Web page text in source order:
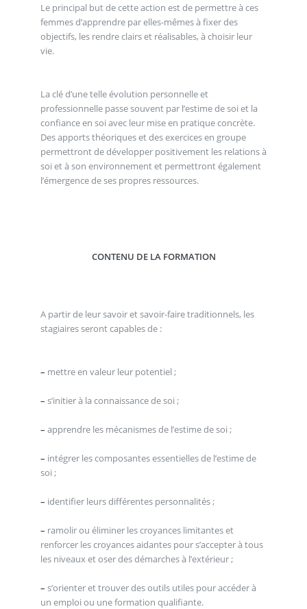
Le principal but de cette action est de permettre à ces
femmes d’apprendre par elles-mêmes à fixer des
objectifs, les rendre clairs et réalisables, à choisir leur
vie.
La clé d’une telle évolution personnelle et
professionnelle passe souvent par l’estime de soi et la
confiance en soi avec leur mise en pratique concrète.
Des apports théoriques et des exercices en groupe
permettront de développer positivement les relations à
soi et à son environnement et permettront également
l’émergence de ses propres ressources.
CONTENU DE LA FORMATION
A partir de leur savoir et savoir-faire traditionnels, les
stagiaires seront capables de :
– mettre en valeur leur potentiel ;
– s’initier à la connaissance de soi ;
– apprendre les mécanismes de l’estime de soi ;
– intégrer les composantes essentielles de l’estime de
soi ;
– identifier leurs différentes personnalités ;
– ramolir ou éliminer les croyances limitantes et
renforcer les croyances aidantes pour s’accepter à tous
les niveaux et oser des démarches à l’extérieur ;
– s’orienter et trouver des outils utiles pour accéder à
un emploi ou une formation qualifiante.